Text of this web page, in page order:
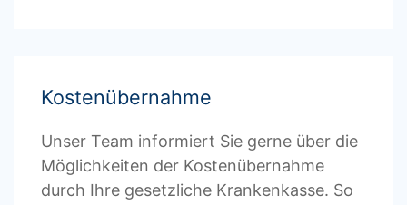
Kostenübernahme
Unser Team informiert Sie gerne über die
Möglichkeiten der Kostenübernahme
durch Ihre gesetzliche Krankenkasse. So